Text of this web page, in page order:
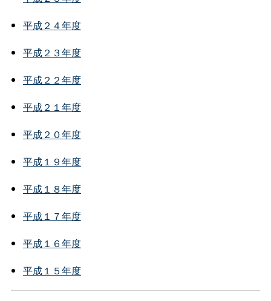
平成２４年度
平成２３年度
平成２２年度
平成２１年度
平成２０年度
平成１９年度
平成１８年度
平成１７年度
平成１６年度
平成１５年度